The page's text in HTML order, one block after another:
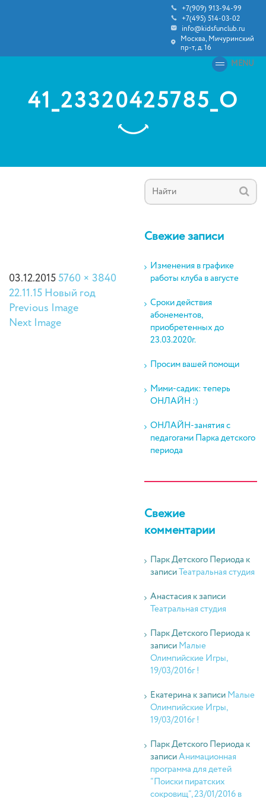
+7(909) 913-94-99
+7(495) 514-03-02
info@kidsfunclub.ru
Москва, Мичуринский
пр-т, д. 16
MENU
41_23320425785_O
03.12.20155760 × 3840
22.11.15 Новый год
Previous Image
Next Image
Свежие записи
Изменения в графике
работы клуба в августе
Сроки действия
абонементов,
приобретенных до
23.03.2020г.
Просим вашей помощи
Мими-садик: теперь
ОНЛАЙН :)
ОНЛАЙН-занятия с
педагогами Парка детского
периода
Свежие
комментарии
Парк Детского Периода к
записиТеатральная студия
Анастасияк записи
Театральная студия
Парк Детского Периода к
записиМалые
Олимпийские Игры,
19/03/2016г !
Екатерина к записиМалые
Олимпийские Игры,
19/03/2016г !
Парк Детского Периода к
записиАнимационная
программа для детей
“Поиски пиратских
сокровищ”, 23/01/2016 в